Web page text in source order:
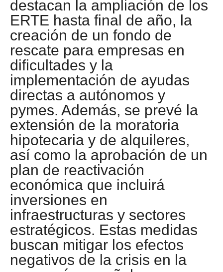
destacan la ampliación de los
ERTE hasta final de año, la
creación de un fondo de
rescate para empresas en
dificultades y la
implementación de ayudas
directas a autónomos y
pymes. Además, se prevé la
extensión de la moratoria
hipotecaria y de alquileres,
así como la aprobación de un
plan de reactivación
económica que incluirá
inversiones en
infraestructuras y sectores
estratégicos. Estas medidas
buscan mitigar los efectos
negativos de la crisis en la